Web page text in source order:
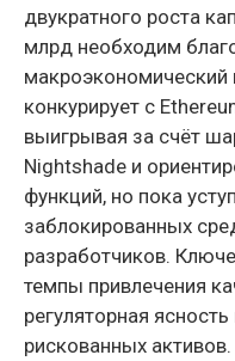
двукратного роста
млрд необходим
конкурирует с
выигрывая за счёт
Nightshade и
функций, но пока
заблокированных
разработчиков.
темпы привлечения
регуляторная
рискованных активов.